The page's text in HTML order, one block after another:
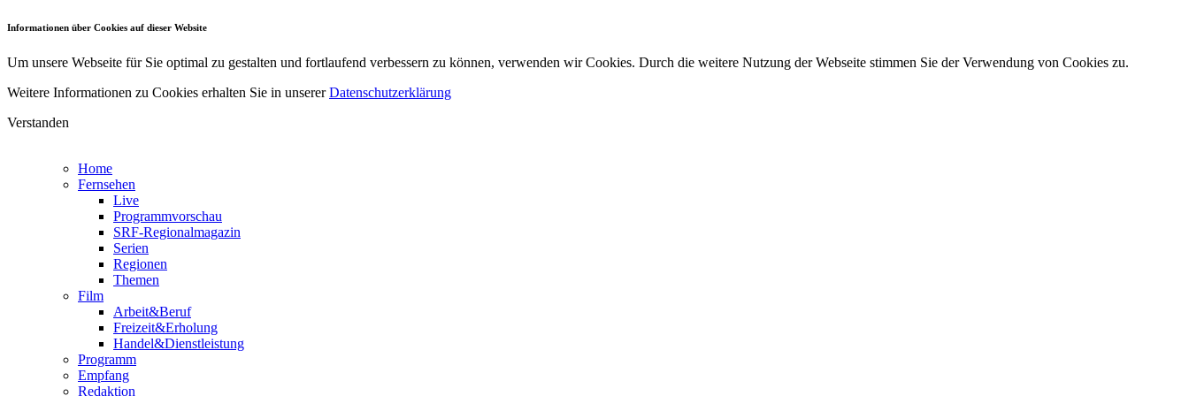
Informationen über Cookies auf dieser Website
Um unsere Webseite für Sie optimal zu gestalten und fortlaufend verbessern zu können, verwenden wir Cookies. Durch die weitere Nutzung der Webseite stimmen Sie der Verwendung von Cookies zu.
Weitere Informationen zu Cookies erhalten Sie in unsererDatenschutzerklärung
Verstanden
Home
Fernsehen
Live
Programmvorschau
SRF-Regionalmagazin
Serien
Regionen
Themen
Film
Arbeit&Beruf
Freizeit&Erholung
Handel&Dienstleistung
Programm
Empfang
Redaktion